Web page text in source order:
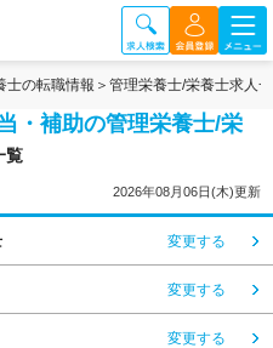
士の転職情報 管理栄養士/栄養士求人
・補助の管理栄養士/栄
覧
2026年08月06日(木)更新
変更する
変更する
変更する